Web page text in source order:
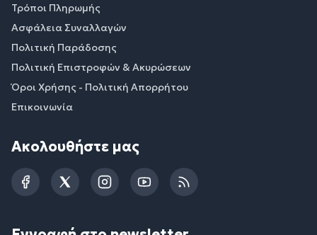
Τρόποι Πληρωμής
Ασφάλεια Συναλλαγών
Πολιτική Παράδοσης
Πολιτική Επιστροφών & Ακυρώσεων
Όροι Χρήσης - Πολιτική Απορρήτου
Επικοινωνία
Ακολουθήστε μας
FacebookTwitterInstagramYouTubeRSS